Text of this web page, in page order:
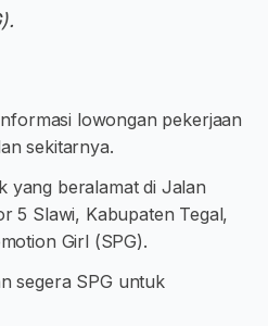
lowongan pekerjaan
sekitarnya.
yang beralamat di Jalan
5 Slawi, Kabupaten Tegal,
Girl (SPG).
segera SPG untuk